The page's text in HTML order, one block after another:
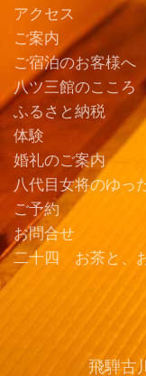
アクセス
ご案内
ご宿泊のお客様へ
八ツ三館のこころ
ふるさと納税
体験
婚礼のご案内
八代目女将のゆっ
ご予約
お問合せ
二十四 お茶と、
飛騨古